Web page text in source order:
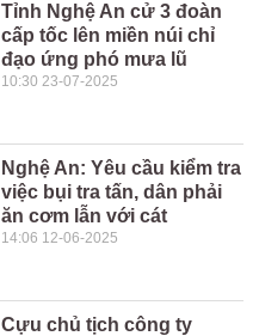
Tỉnh Nghệ An cử 3 đoàn
cấp tốc lên miền núi chỉ
đạo ứng phó mưa lũ
10:30 23-07-2025
Nghệ An: Yêu cầu kiểm tra
việc bụi tra tấn, dân phải
ăn cơm lẫn với cát
14:06 12-06-2025
Cựu chủ tịch công ty